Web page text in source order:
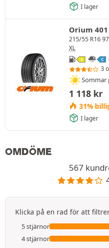
I lager
Orium
215/55 R16
XL
C C
3
Sommar
1 118 kr
31%
I lager
OMDÖME
567
Klicka på en rad för att
5 stjärnor
4 stjärnor